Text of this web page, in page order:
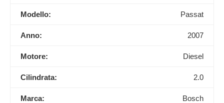
Modello: Passat
Anno: 2007
Motore: Diesel
Cilindrata: 2.0
Marca: Bosch